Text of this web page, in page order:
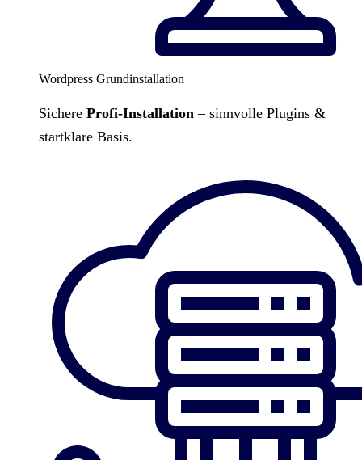
Wordpress Grundinstallation
Sichere Profi-Installation – sinnvolle Plugins &
startklare Basis.